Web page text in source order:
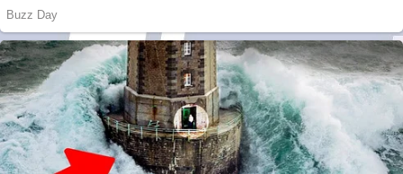
Aplică acum pentru
toate tipurile de
împrumuturi și
obține bani urgent!